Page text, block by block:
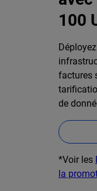
100
factures
de
*Voir les
la